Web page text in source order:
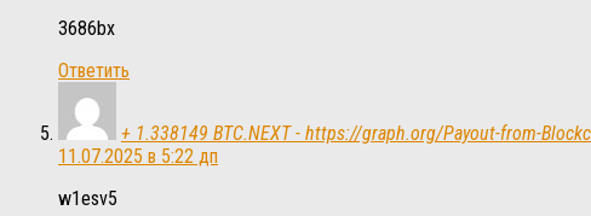
3686bx
Ответить
+ 1.338149 BTC.NEXT - https://graph.org/Payout-from-
11.07.2025 в 5:22 дп
w1esv5